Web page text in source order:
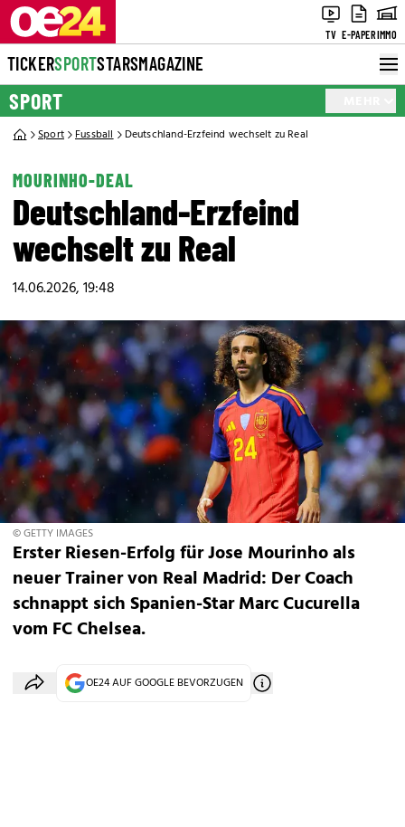
TV E-PAPERIMMO
TICKERSPORTSTARSMAGAZINE
SPORT
Sport Fussball Deutschland-Erzfeind wechselt zu Real
MOURINHO-DEAL
Deutschland-Erzfeind
wechselt zu Real
14.06.2026, 19:48
© GETTY IMAGES
Erster Riesen-Erfolg für Jose Mourinho als
neuer Trainer von Real Madrid: Der Coach
schnappt sich Spanien-Star Marc Cucurella
vom FC Chelsea.
OE24 AUF GOOGLE BEVORZUGEN